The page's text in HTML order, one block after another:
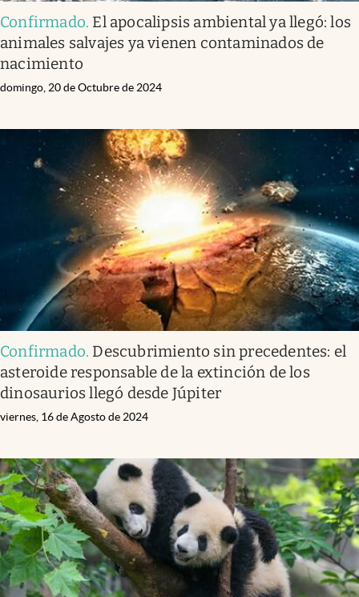
Confirmado. El apocalipsis ambiental ya llegó: los
animales salvajes ya vienen contaminados de
nacimiento
domingo, 20 de Octubre de 2024
Confirmado. Descubrimiento sin precedentes: el
asteroide responsable de la extinción de los
dinosaurios llegó desde Júpiter
viernes, 16 de Agosto de 2024